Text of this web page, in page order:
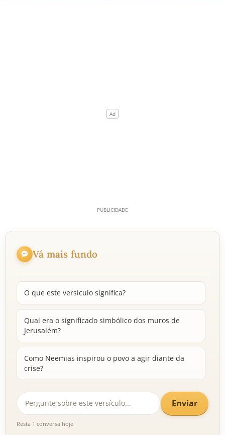
Vá mais fundo
O que este versículo significa?
Qual era o significado simbólico dos muros de
Jerusalém?
Como Neemias inspirou o povo a agir diante da
crise?
Enviar
Resta 1 conversa hoje